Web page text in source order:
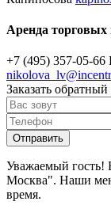
Аренда
+7 (495) 357-05-66
Заказать
Уважаемый
Москва". Наши
время.